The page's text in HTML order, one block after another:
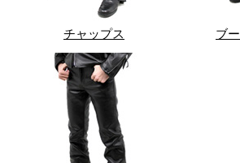
チャップス ブ